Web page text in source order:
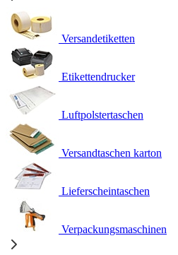
Versandetiketten
Etikettendrucker
Luftpolstertaschen
Versandtaschen karton
Lieferscheintaschen
Verpackungsmaschinen